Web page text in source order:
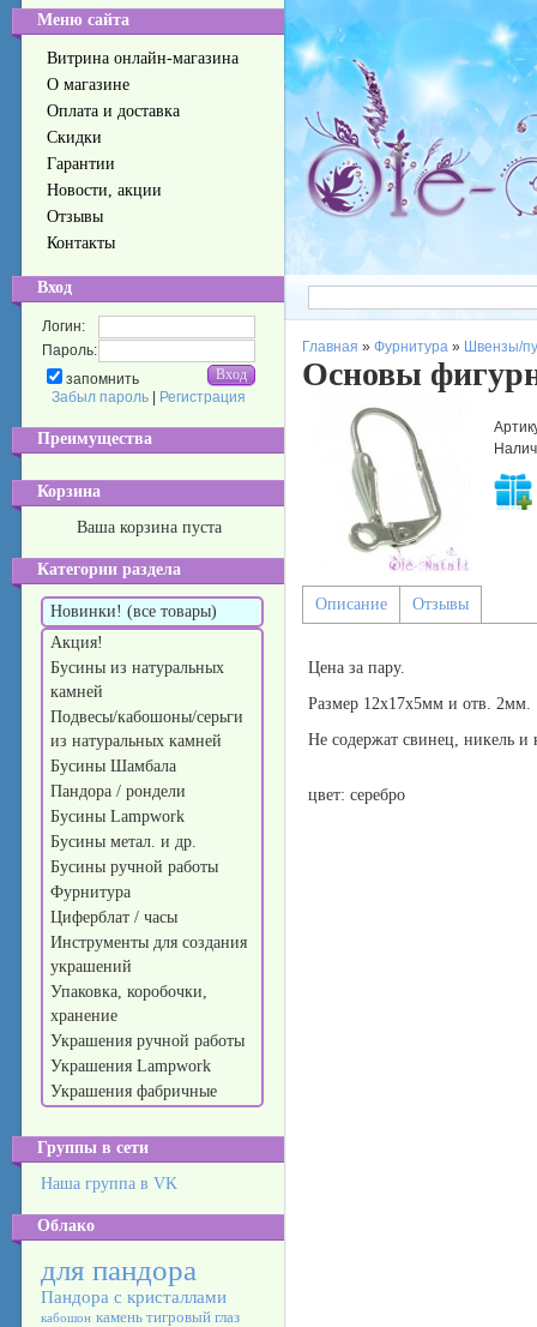
Меню сайта
Витрина онлайн-магазина
О магазине
Оплата и доставка
Скидки
Гарантии
Новости, акции
Отзывы
Контакты
Вход
Логин:
Пароль:
запомнить
Забыл пароль
Регистрация
Преимущества
Корзина
Ваша корзина пуста
Категории раздела
Новинки! (все товары)
Акция!
Бусины из натуральных
камней
Подвесы/кабошоны/серьги
из натуральных камней
Бусины Шамбала
Пандора / рондели
Бусины Lampwork
Бусины метал. и др.
Бусины ручной работы
Фурнитура
Циферблат / часы
Инструменты для создания
украшений
Упаковка, коробочки,
хранение
Украшения ручной работы
Украшения Lampwork
Украшения фабричные
Группы в сети
Наша группа в VK
Облако
для пандора
Пандора с кристаллами
кабошон камень тигровый глаз
Главная » Фурнитура » Швензы/
Основы
Описание Отзывы
Цена за пару.
Размер 12x17x5мм и отв. 2мм.
Не содержат свинец, никель и
цвет: серебро